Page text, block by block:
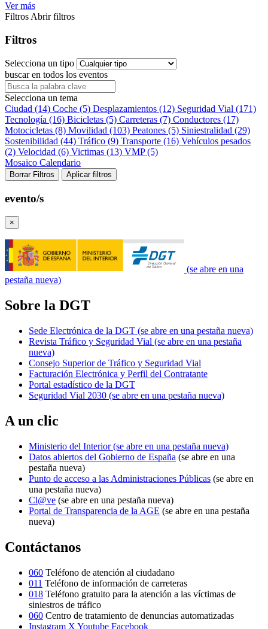
Ver más
Filtros Abrir filtros
Filtros
Selecciona un tipo
buscar en todos los eventos
Selecciona un tema
Ciudad (14) Coche (5) Desplazamientos (12) Seguridad Vial (171)
Tecnología (16) Bicicletas (5) Carreteras (7) Conductores (17)
Motocicletas (8) Movilidad (103) Peatones (5) Siniestralidad (29)
Sostenibilidad (44) Tráfico (9) Transporte (16) Vehículos pesados
(2) Velocidad (6) Victimas (13) VMP (5)
Mosaico Calendario
Borrar Filtros Aplicar filtros
evento/s
×
(se abre en una
pestaña nueva)
Sobre la DGT
Sede Electrónica de la DGT (se abre en una pestaña nueva)
Revista Tráfico y Seguridad Vial (se abre en una pestaña
nueva)
Consejo Superior de Tráfico y Seguridad Vial
Facturación Electrónica y Perfil del Contratante
Portal estadístico de la DGT
Seguridad Vial 2030 (se abre en una pestaña nueva)
A un clic
Ministerio del Interior(se abre en una pestaña nueva)
Datos abiertos del Gobierno de España (se abre en una
pestaña nueva)
Punto de acceso a las Administraciones Públicas (se abre en
una pestaña nueva)
Cl@ve (se abre en una pestaña nueva)
Portal de Transparencia de la AGE (se abre en una pestaña
nueva)
Contáctanos
060 Teléfono de atención al ciudadano
011 Teléfono de información de carreteras
018 Teléfono gratuito para la atención a las víctimas de
siniestros de tráfico
060 Centro de tratamiento de denuncias automatizadas
Instagram X Youtube Facebook